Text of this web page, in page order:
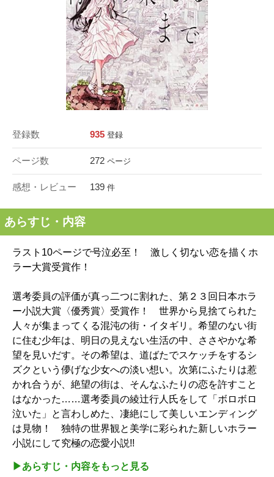
登録数 935 登録
ページ数 272 ページ
感想・レビュー 139 件
あらすじ・内容
ラスト10ページで号泣必至！ 激しく切ない恋を描くホ
ラー大賞受賞作！
選考委員の評価が真っ二つに割れた、第２３回日本ホラ
ー小説大賞〈優秀賞〉受賞作！ 世界から見捨てられた
人々が集まってくる混沌の街・イタギリ。希望のない街
に住む少年は、明日の見えない生活の中、ささやかな希
望を見いだす。その希望は、道ばたでスケッチをするシ
ズクという儚げな少女への淡い想い。次第にふたりは惹
かれ合うが、絶望の街は、そんなふたりの恋を許すこと
はなかった……選考委員の綾辻行人氏をして「ボロボロ
泣いた」と言わしめた、凄絶にして美しいエンディング
は見物！ 独特の世界観と美学に彩られた新しいホラー
小説にして究極の恋愛小説!!
▶︎あらすじ・内容をもっと見る